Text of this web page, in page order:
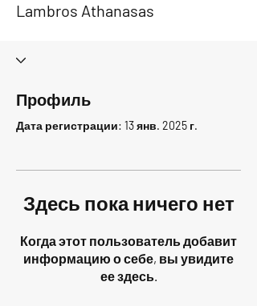
Lambros Athanasas
Профиль
Дата регистрации: 13 янв. 2025 г.
Здесь пока ничего нет
Когда этот пользователь добавит
информацию о себе, вы увидите
ее здесь.